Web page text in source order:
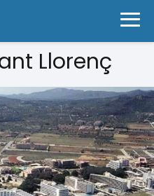
Llorenç